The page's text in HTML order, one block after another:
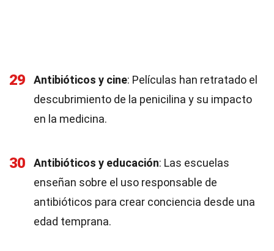
29 Antibióticos y cine: Películas han retratado el
descubrimiento de la penicilina y su impacto
en la medicina.
30 Antibióticos y educación: Las escuelas
enseñan sobre el uso responsable de
antibióticos para crear conciencia desde una
edad temprana.